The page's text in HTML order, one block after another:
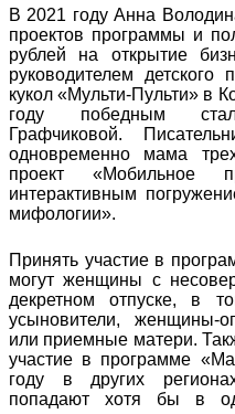
В 2021 году Анна
проектов программы и
рублей на открытие
руководителем детского
кукол «Мульти-Пульти» в
году победным
Графчиковой.
одновременно мама
проект «Мобильное
интерактивным
мифологии».
Принять участие в
могут женщины с
декретном отпуске, в
усыновители, женщины-
или приемные матери.
участие в программе
году в других
попадают хотя бы в